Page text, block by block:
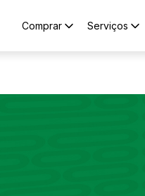
Comprar Serviços